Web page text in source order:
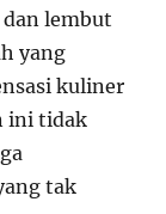
lembut
yang
kuliner
ini tidak
tak